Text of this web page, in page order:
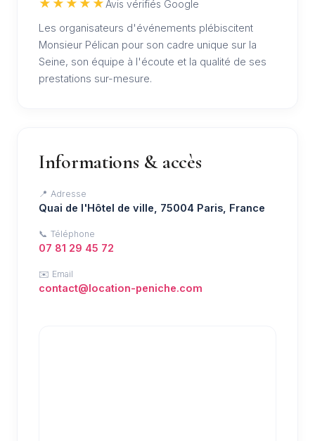
★★★★★ Avis vérifiés Google
Les organisateurs d'événements plébiscitent
Monsieur Pélican pour son cadre unique sur la
Seine, son équipe à l'écoute et la qualité de ses
prestations sur-mesure.
Informations & accès
📍 Adresse
Quai de l'Hôtel de ville, 75004 Paris, France
📞 Téléphone
07 81 29 45 72
✉️ Email
contact@location-peniche.com